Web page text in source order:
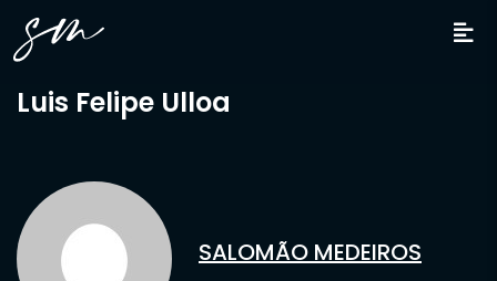
Luis Felipe Ulloa
SALOMÃO MEDEIROS